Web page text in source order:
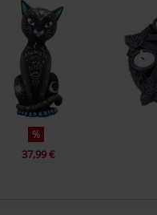
%
37,99 €